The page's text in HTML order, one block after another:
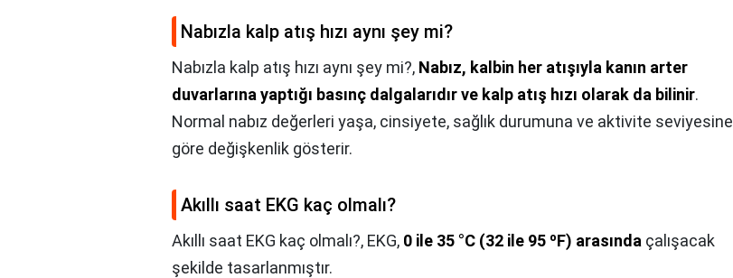
Nabızla kalp atış hızı aynı şey mi?
Nabızla kalp atış hızı aynı şey mi?, Nabız, kalbin her atışıyla kanın arter
duvarlarına yaptığı basınç dalgalarıdır ve kalp atış hızı olarak da bilinir.
Normal nabız değerleri yaşa, cinsiyete, sağlık durumuna ve aktivite seviyesine
göre değişkenlik gösterir.
Akıllı saat EKG kaç olmalı?
Akıllı saat EKG kaç olmalı?, EKG, 0 ile 35 °C (32 ile 95 ºF) arasında çalışacak
şekilde tasarlanmıştır.